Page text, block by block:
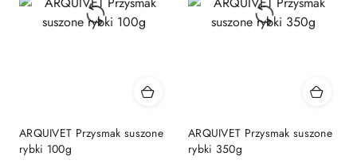
ARQUIVET Przysmak suszone
rybki 100g
ARQUIVET Przysmak suszone
rybki 350g